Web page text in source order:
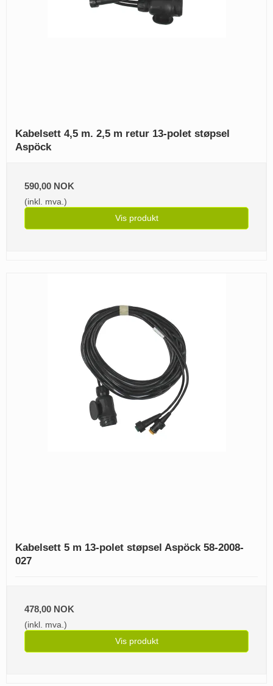
Kabelsett 4,5 m. 2,5 m retur 13-polet støpsel
Aspöck
590,00 NOK
(inkl. mva.)
Vis produkt
Kabelsett 5 m 13-polet støpsel Aspöck 58-2008-
027
478,00 NOK
(inkl. mva.)
Vis produkt